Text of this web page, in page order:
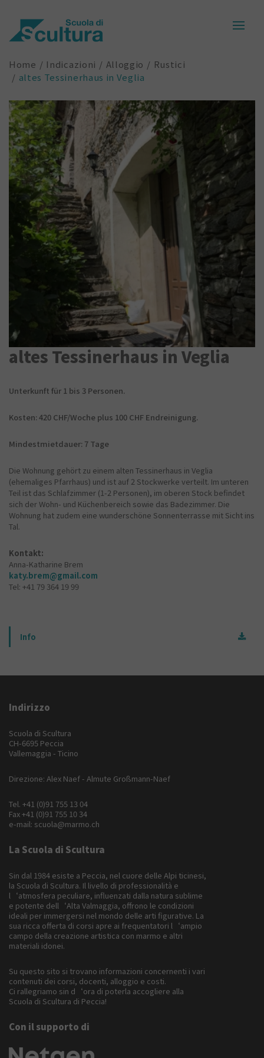
Home Indicazioni Alloggio
Rustici
altes Tessinerhaus in Veglia
altes Tessinerhaus in Veglia
Unterkunft für 1 bis 3 Personen.
Kosten: 420 CHF/Woche plus 100 CHF Endreinigung.
Mindestmietdauer: 7 Tage
Die Wohnung gehört zu einem alten Tessinerhaus in Veglia
(ehemaliges Pfarrhaus) und ist auf 2 Stockwerke verteilt. Im unteren
Teil ist das Schlafzimmer (1-2 Personen), im oberen Stock befindet
sich der Wohn- und Küchenbereich sowie das Badezimmer. Die
Wohnung hat zudem eine wunderschöne Sonnenterrasse mit Sicht ins
Tal.
Kontakt:
Anna-Katharine Brem
katy.brem@gmail.com
Tel: +41 79 364 19 99
Info
Indirizzo
Scuola di Scultura
CH-6695 Peccia
Vallemaggia - Ticino
Direzione: Alex Naef - Almute Großmann-Naef
Tel. +41 (0)91 755 13 04
Fax +41 (0)91 755 10 34
e-mail: scuola@marmo.ch
La Scuola di Scultura
Sin dal 1984 esiste a Peccia, nel cuore delle Alpi ticinesi,
la Scuola di Scultura. Il livello di professionalità e
l‘atmosfera peculiare, influenzati dalla natura sublime
e potente dell‘Alta Valmaggia, offrono le condizioni
ideali per immergersi nel mondo delle arti figurative. La
sua ricca offerta di corsi apre ai frequentatori l‘ampio
campo della creazione artistica con marmo e altri
materiali idonei.
Su questo sito si trovano informazioni concernenti i vari
contenuti dei corsi, docenti, alloggio e costi.
Ci rallegriamo sin d‘ora di poterla accogliere alla
Scuola di Scultura di Peccia!
Con il supporto di